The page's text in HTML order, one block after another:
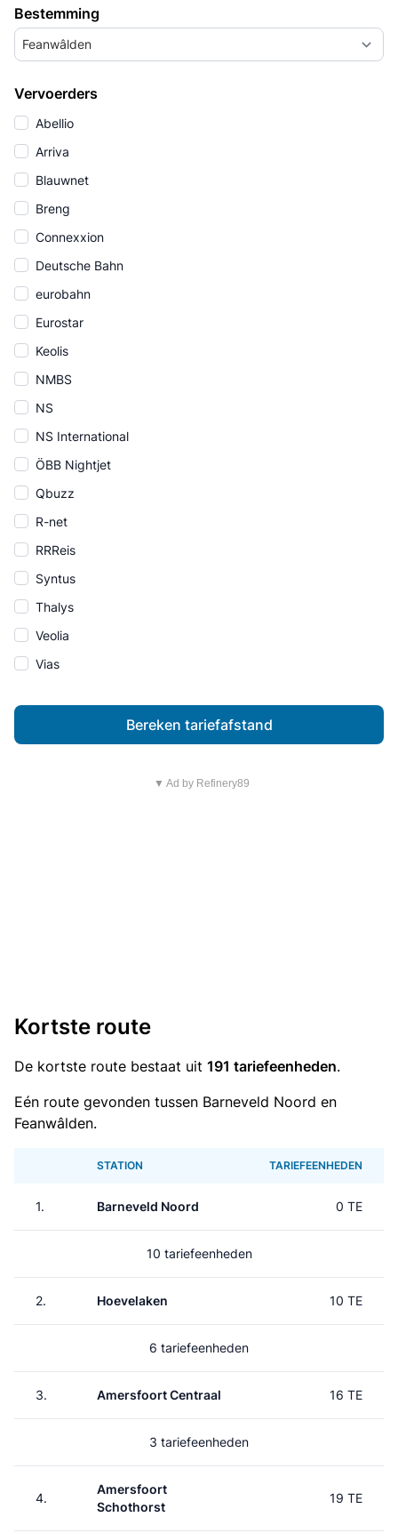
Bestemming
Feanwâlden
Vervoerders
Abellio
Arriva
Blauwnet
Breng
Connexxion
Deutsche Bahn
eurobahn
Eurostar
Keolis
NMBS
NS
NS International
ÖBB Nightjet
Qbuzz
R-net
RRReis
Syntus
Thalys
Veolia
Vias
Bereken tariefafstand
▼ Ad by Refinery89
Kortste route
De kortste route bestaat uit 191 tariefeenheden.
Eén route gevonden tussen Barneveld Noord en
Feanwâlden.
STATION TARIEFEENHEDEN
1. Barneveld Noord 0 TE
10 tariefeenheden
2. Hoevelaken 10 TE
6 tariefeenheden
3. Amersfoort Centraal 16 TE
3 tariefeenheden
4.
Amersfoort
Schothorst
19 TE